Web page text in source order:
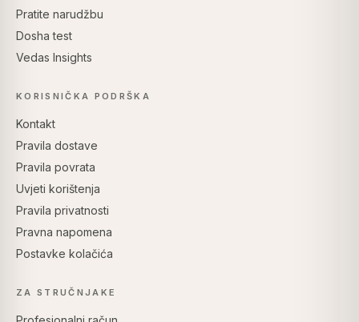
Pratite narudžbu
Dosha test
Vedas Insights
KORISNIČKA PODRŠKA
Kontakt
Pravila dostave
Pravila povrata
Uvjeti korištenja
Pravila privatnosti
Pravna napomena
Postavke kolačića
ZA STRUČNJAKE